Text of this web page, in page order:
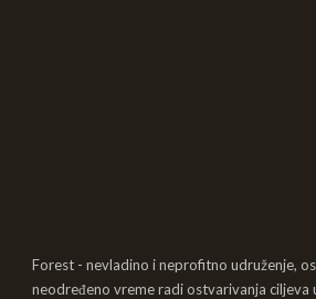
Forest - nevladino i neprofitno udruženje,
neodređeno vreme radi ostvarivanja ciljeva